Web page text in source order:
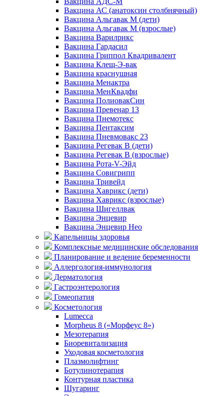
Вакцина АС (анатоксин столбнячный)
Вакцина Альгавак М (дети)
Вакцина Альгавак М (взрослые)
Вакцина Варилрикс
Вакцина Гардасил
Вакцина Гриппол Квадривалент
Вакцина Клещ-Э-вак
Вакцина краснушная
Вакцина Менактра
Вакцина МенКвадфи
Вакцина ПолиовакСин
Вакцина Превенар 13
Вакцина Пнемотекс
Вакцина Пентаксим
Вакцина Пневмовакс 23
Вакцина Регевак В (дети)
Вакцина Регевак В (взрослые)
Вакцина Рота-V-Эйд
Вакцина Совигрипп
Вакцина Тривейд
Вакцина Хаврикс (дети)
Вакцина Хаврикс (взрослые)
Вакцина Шигеллвак
Вакцина Энцевир
Вакцина Энцевир Нео
Капельницы здоровья
Комплексные медицинские обследования
Планирование и ведение беременности
Аллергология-иммунология
Дерматология
Гастроэнтерология
Гомеопатия
Косметология
Lumecca
Morpheus 8 («Морфеус 8»)
Мезотерапия
Биоревитализация
Уходовая косметология
Плазмолифтинг
Ботулинотерапия
Контурная пластика
Шугаринг